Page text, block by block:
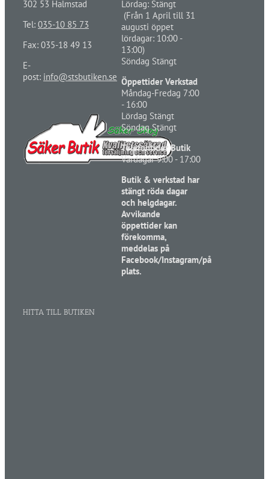
302 53 Halmstad
Tel: 035-10 85 73
Fax: 035-18 49 13
E-
post: info@stsbutiken.se
Lördag: Stängt
(Från 1 April till 31
augusti öppet
lördagar: 10:00 -
13:00)
Söndag Stängt
Öppettider Verkstad
Måndag-Fredag 7:00
- 16:00
Lördag Stängt
Söndag Stängt
Telefontider Butik
Vardagar 9:00 - 17:00
Butik & verkstad har
stängt röda dagar
och helgdagar.
Avvikande
öppettider kan
förekomma,
meddelas på
Facebook/Instagram/på
plats.
HITTA TILL BUTIKEN